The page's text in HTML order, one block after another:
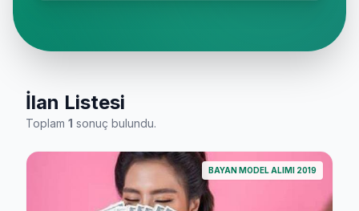
İlan Listesi
Toplam 1 sonuç bulundu.
BAYAN MODEL ALIMI 2019